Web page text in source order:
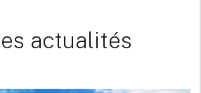
actualités